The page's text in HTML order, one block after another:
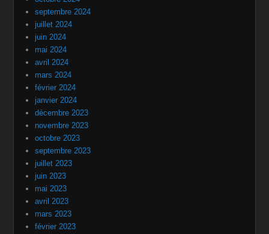
septembre 2024
juillet 2024
juin 2024
mai 2024
avril 2024
mars 2024
février 2024
janvier 2024
décembre 2023
novembre 2023
octobre 2023
septembre 2023
juillet 2023
juin 2023
mai 2023
avril 2023
mars 2023
février 2023